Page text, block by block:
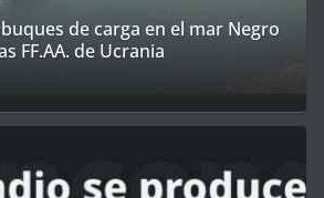
de carga en el mar Negro
FF.AA. de Ucrania